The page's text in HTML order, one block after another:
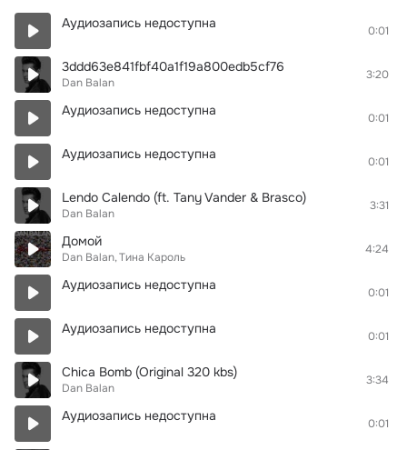
Аудиозапись недоступна 0:01
3ddd63e841fbf40a1f19a800edb5cf76
Dan Balan
3:20
Аудиозапись недоступна 0:01
Аудиозапись недоступна 0:01
Lendo Calendo (ft. Tany Vander & Brasco)
Dan Balan
3:31
Домой
Dan Balan Тина Кароль
4:24
Аудиозапись недоступна 0:01
Аудиозапись недоступна 0:01
Chica Bomb (Original 320 kbs)
Dan Balan
3:34
Аудиозапись недоступна 0:01